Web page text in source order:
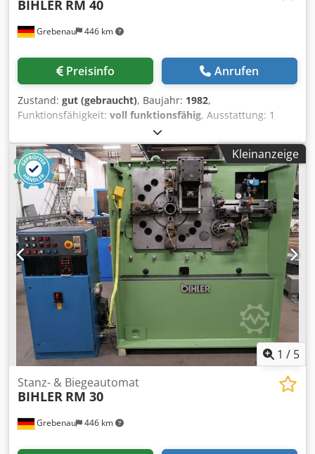
Grebenau 446 km
BIHLER RM 40
Preisinfo Anrufen
Zustand: gut (gebraucht), Baujahr: 1982,
Funktionsfähigkeit: voll funktionsfähig, Ausstattung: 1
Zangeneinzug rechts 1 Zweipunkt-Exzenterpresse 90 kN 3
Normal-Schlittenaggregate 1 Schmal-Schlittenaggregate 1
Steuerwelle Arbeitsbereich: Crjdpfx Ajtqf Iqjm Ref
Drahtstärkebereich: 0,5 - 4,0 mm Bandbreite: bis 60 mm
Einzugslänge: bis 270 mm Leistung: bis 350/min
Kleinanzeige
1 / 5
Grebenau 446 km
Stanz- & Biegeautomat
BIHLER RM 30